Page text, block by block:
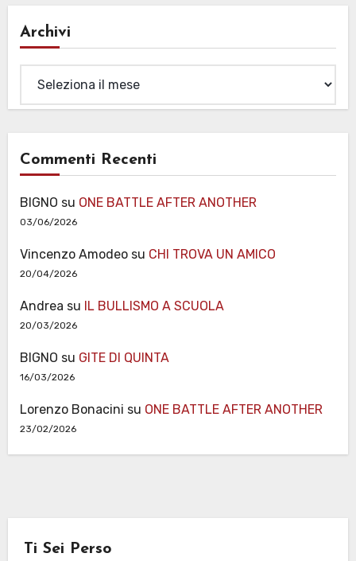
Archivi
Commenti Recenti
BIGNO su ONE BATTLE AFTER ANOTHER
03/06/2026
Vincenzo Amodeosu CHI TROVA UN AMICO
20/04/2026
Andrea su IL BULLISMO A SCUOLA
20/03/2026
BIGNO su GITE DI QUINTA
16/03/2026
Lorenzo Bonacini su ONE BATTLE AFTER ANOTHER
23/02/2026
Ti Sei Perso